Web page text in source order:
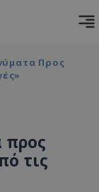
Προς
τις